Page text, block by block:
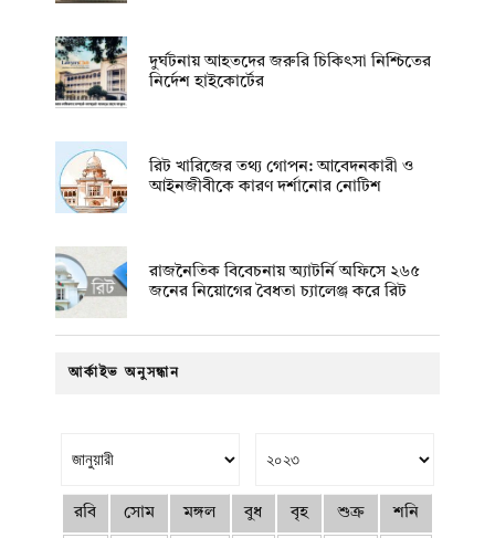
দুর্ঘটনায় আহতদের জরুরি চিকিৎসা নিশ্চিতের
নির্দেশ হাইকোর্টের
রিট খারিজের তথ্য গোপন: আবেদনকারী ও
আইনজীবীকে কারণ দর্শানোর নোটিশ
রাজনৈতিক বিবেচনায় অ‍্যাটর্নি অফিসে ২৬৫
জনের নিয়োগের বৈধতা চ্যালেঞ্জ করে রিট
আর্কাইভ অনুসন্ধান
রবি সোম মঙ্গল বুধ বৃহ শুক্র শনি